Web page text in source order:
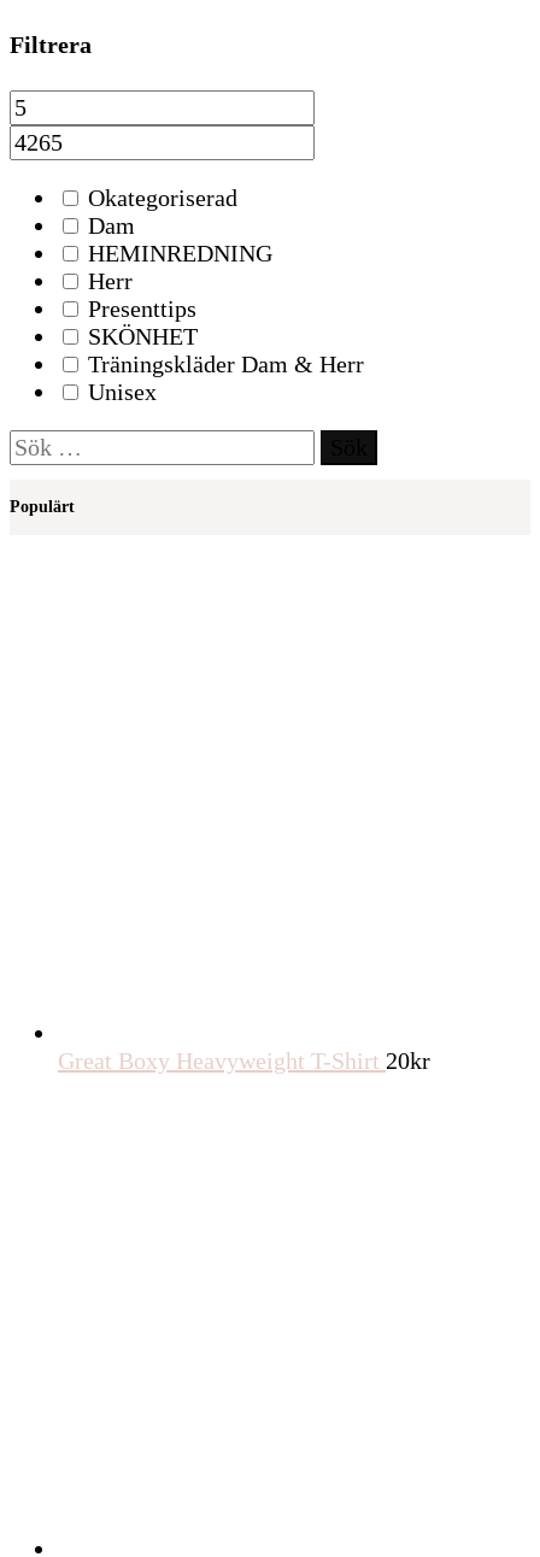
Filtrera
Okategoriserad
Dam
HEMINREDNING
Herr
Presenttips
SKÖNHET
Träningskläder Dam & Herr
Unisex
Sök
efter:
Populärt
Great Boxy Heavyweight T-Shirt 20kr